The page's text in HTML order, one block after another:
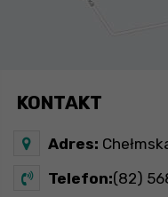
KONTAKT
Adres:
Telefon:(82)